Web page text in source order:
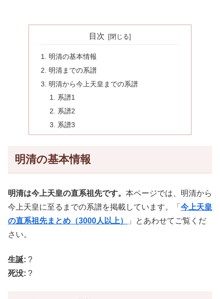
目次
明清の基本情報
明清までの系譜
明清から今上天皇までの系譜
系譜1
系譜2
系譜3
明清の基本情報
明清は今上天皇の直系祖先です。 本ページでは、明清から
今上天皇に至るまでの系譜を掲載しています。「 今上天皇
の直系祖先まとめ（3000人以上）
」とあわせてご覧くだ
さい。
生誕: ?
死没: ?